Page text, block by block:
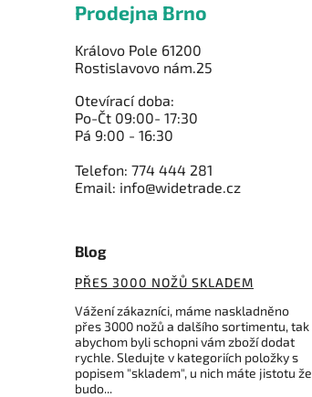
Prodejna Brno
Královo Pole 61200
Rostislavovo nám.25
Otevírací doba:
Po-Čt 09:00- 17:30
Pá 9:00 - 16:30
Telefon: 774 444 281
Email: info@widetrade.cz
Blog
PŘES 3000 NOŽŮ SKLADEM
Vážení zákazníci, máme naskladněno
přes 3000 nožů a dalšího sortimentu, tak
abychom byli schopni vám zboží dodat
rychle. Sledujte v kategoriích položky s
popisem "skladem", u nich máte jistotu že
budo...
Due Cigni nůž na krájení
těstovin Classica 26cm
Do košíku